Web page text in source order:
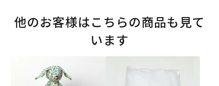
他のお客様はこちらの商品も見て
います